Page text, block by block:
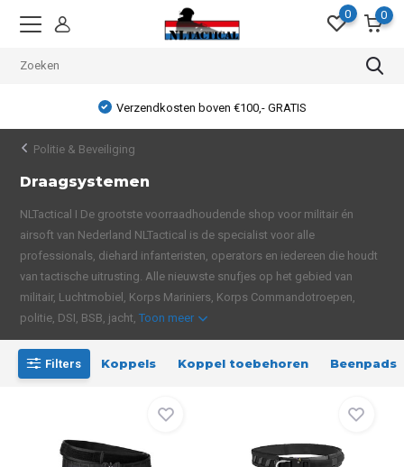
0 0
Verzendkosten boven €100,- GRATIS
Politie & Beveiliging
Draagsystemen
NLTactical I De grootste voorraadhoudende shop voor militair én
airsoft van Nederland NLTactical is de specialist voor alle
professionals, diehard infanteristen, operators en iedereen die houdt
van tactische uitrusting. Alle nieuwste snufjes op het gebied van
militair, Luchtmobiel, Korps Mariniers, Korps Commandotroepen,
politie, DSI, BSB, jacht,Toon meer
Filters Koppels Koppel toebehoren Beenpads